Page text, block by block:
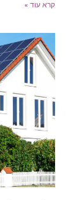
קרא עוד »